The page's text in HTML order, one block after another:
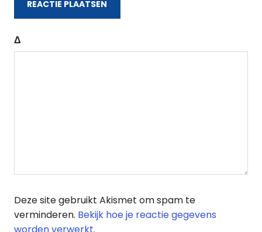
Δ
Deze site gebruikt Akismet om spam te
verminderen. Bekijk hoe je reactie gegevens